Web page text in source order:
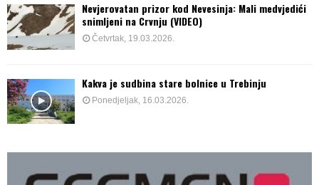
Nevjerovatan prizor kod Nevesinja: Mali medvjedići
snimljeni na Crvnju (VIDEO)
Četvrtak, 19.03.2026.
Kakva je sudbina stare bolnice u Trebinju
Ponedjeljak, 16.03.2026.